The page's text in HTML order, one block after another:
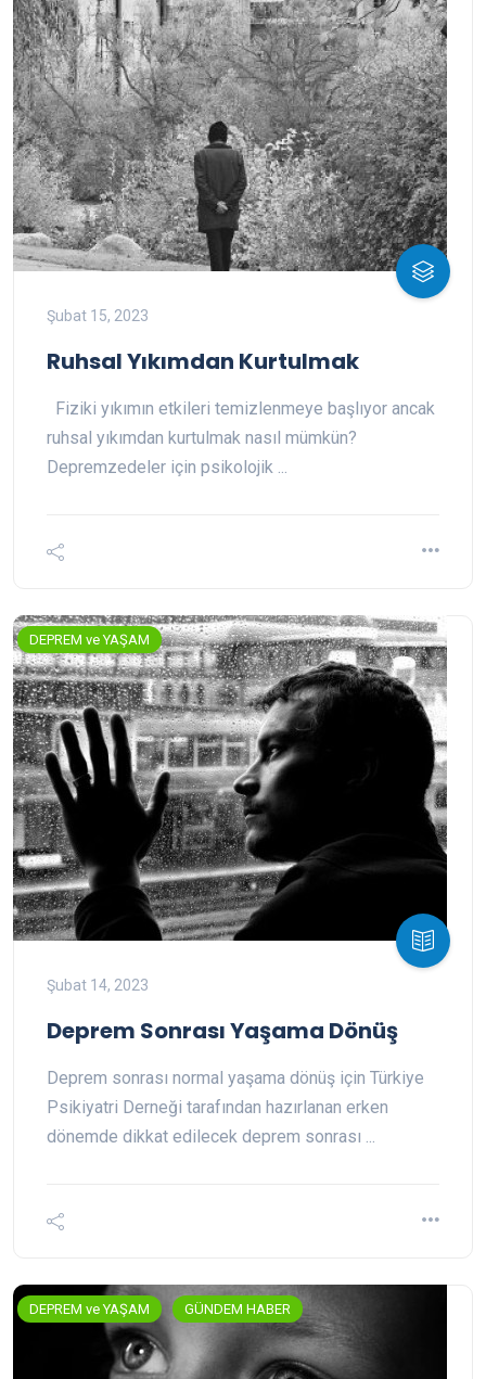
Şubat 15, 2023
Ruhsal Yıkımdan Kurtulmak
Fiziki yıkımın etkileri temizlenmeye başlıyor ancak
ruhsal yıkımdan kurtulmak nasıl mümkün?
Depremzedeler için psikolojik ...
DEPREM ve YAŞAM
Şubat 14, 2023
Deprem Sonrası Yaşama Dönüş
Deprem sonrası normal yaşama dönüş için Türkiye
Psikiyatri Derneği tarafından hazırlanan erken
dönemde dikkat edilecek deprem sonrası ...
DEPREM ve YAŞAM GÜNDEM HABER